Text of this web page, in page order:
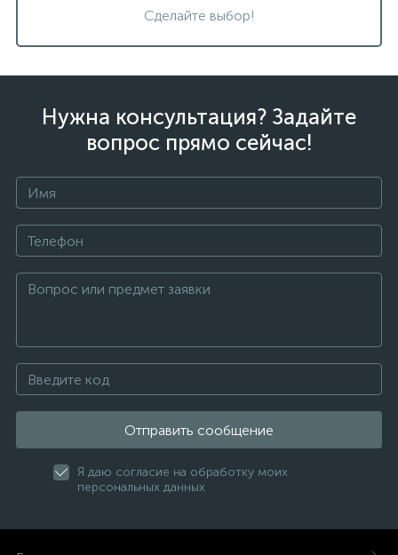
Сделайте выбор!
Нужна консультация? Задайте
вопрос прямо сейчас!
Отправить сообщение
Я даю согласие на обработку моих
персональных данных